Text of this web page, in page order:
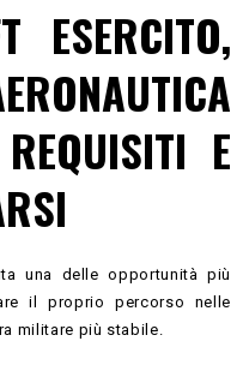
ESERCITO,
E
una delle opportunità più
il proprio percorso nelle
militare più stabile.